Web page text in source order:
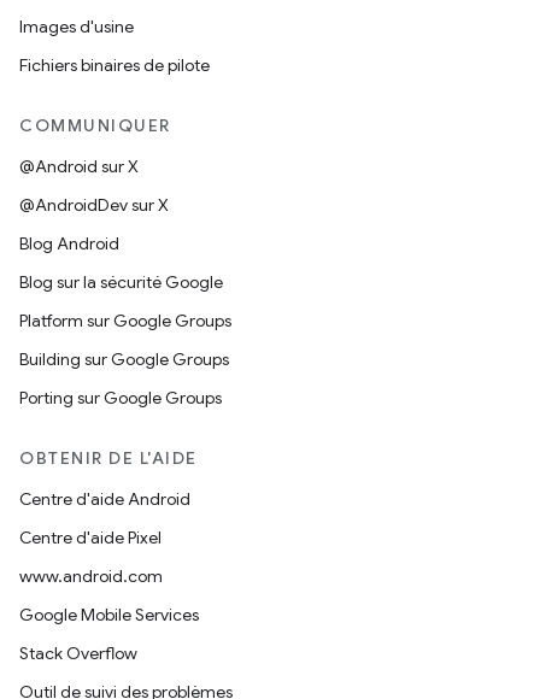
Images d'usine
Fichiers binaires de pilote
COMMUNIQUER
@Android sur X
@AndroidDev sur X
Blog Android
Blog sur la sécurité Google
Platform sur Google Groups
Building sur Google Groups
Porting sur Google Groups
OBTENIR DE L'AIDE
Centre d'aide Android
Centre d'aide Pixel
www.android.com
Google Mobile Services
Stack Overflow
Outil de suivi des problèmes